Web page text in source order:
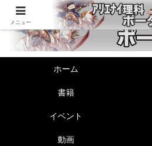
ホーム
書籍
イベント
動画
メニュー